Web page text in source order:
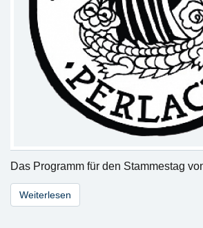
Das Programm für den Stammestag
Weiterlesen